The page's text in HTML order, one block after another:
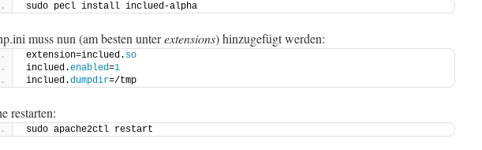
sudo pecl install inclued-alpha
muss nun (am besten unterextensions) hinzugefügt werden:
extension=inclued. so
inclued.enabled=1
inclued.dumpdir=/tmp
restarten:
sudo apache2ctl restart